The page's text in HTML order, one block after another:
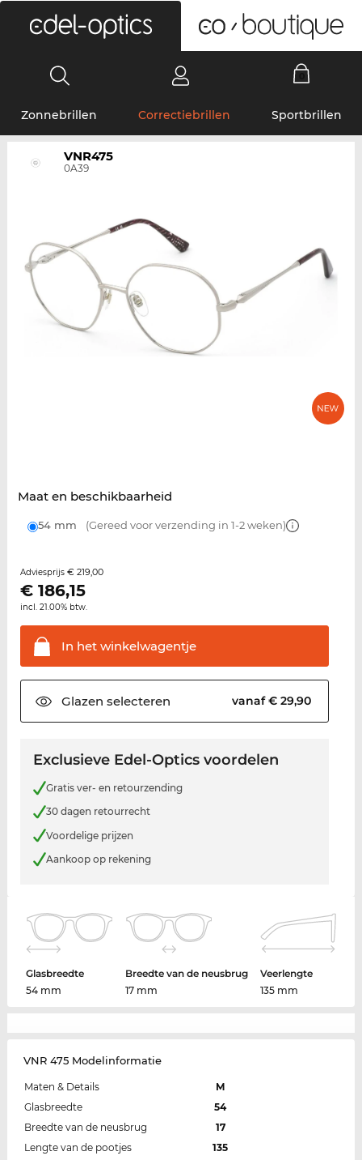
Zonnebrillen Correctiebrillen Sportbrillen
VNR475
0A39
Maat en beschikbaarheid
54 mm (Gereed voor verzending in 1-2 weken)
Adviesprijs € 219,00
€ 186,15
incl. 21.00% btw.
In hetwinkelwagentje
Glazen selecteren vanaf € 29,90
Exclusieve Edel-Optics voordelen
Gratis ver- en retourzending
30 dagen retourrecht
Voordelige prijzen
Aankoop op rekening
Glasbreedte
54 mm
Breedte van de neusbrug
17 mm
Veerlengte
135 mm
VNR 475 Modelinformatie
Maten & Details
M
Glasbreedte
54
Breedte van de neusbrug
17
Lengte van de pootjes
135